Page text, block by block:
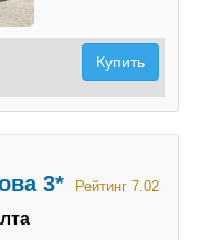
Купить
3* Рейтинг 7.02